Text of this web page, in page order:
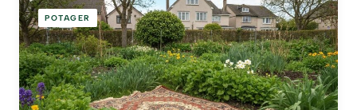
POTAGER